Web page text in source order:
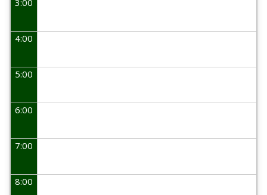
4:00
5:00
6:00
7:00
8:00